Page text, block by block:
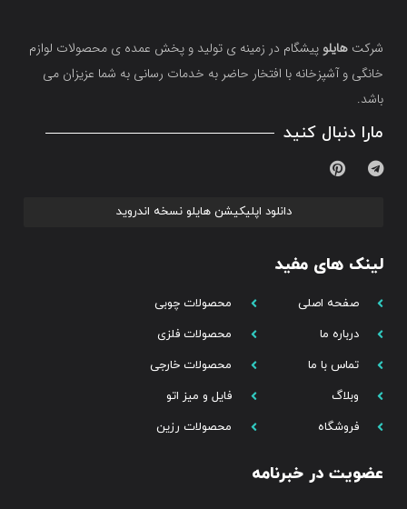
شرکت هایلو پیشگام در زمینه ی تولید و پخش عمده ی محصولات لوازم
خانگی و آشپزخانه با افتخار حاضر به خدمات رسانی به شما عزیزان می
باشد.
مارا دنبال کنید
دانلود اپلیکیشن هایلو نسخه اندروید
لینک های مفید
صفحه اصلی
درباره ما
تماس با ما
وبلاگ
فروشگاه
محصولات چوبی
محصولات فلزی
محصولات خارجی
فایل و میز اتو
محصولات رزین
عضویت در خبرنامه